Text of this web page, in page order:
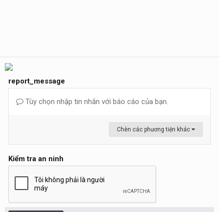
report_message
Tùy chọn nhập tin nhắn với báo cáo của bạn.
Chèn các phương tiện khác
Kiểm tra an ninh